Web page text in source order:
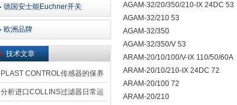
德国安士能Euchner开关
欧洲品牌
技术文章
PLAST CONTROL传感器的保养
方法
分析进口COLLINS过滤器日常运
AGAM-32/20/350/210-IX 24DC 53
AGAM-32/210 53
AGAM-32/350
AGAM-32/350/V 53
ARAM-20/10/100/V-IX 110/50/60A
ARAM-20/10/210-IX 24DC 72
ARAM-20/100 72
ARAM-20/210